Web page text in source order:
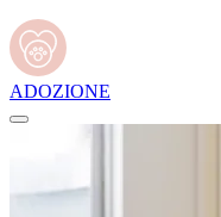
ADOZIONE